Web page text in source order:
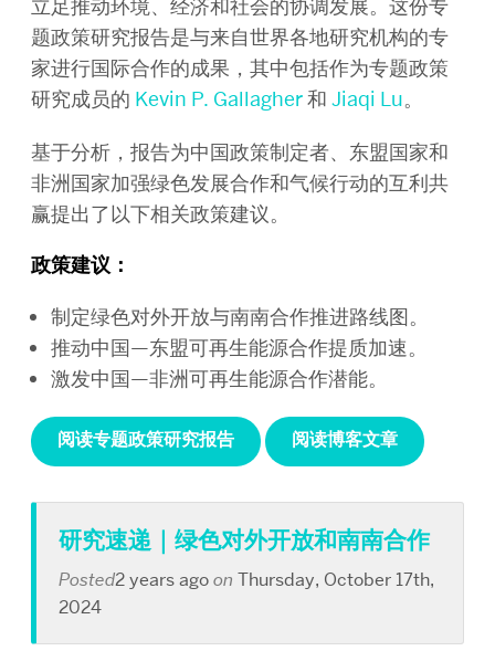
立足推动环境、经济和社会的协调发展。这份专
题政策研究报告是与来自世界各地研究机构的专
家进行国际合作的成果，其中包括作为专题政策
研究成员的 Kevin P. Gallagher和 Jiaqi Lu。
基于分析，报告为中国政策制定者、东盟国家和
非洲国家加强绿色发展合作和气候行动的互利共
赢提出了以下相关政策建议。
政策建议：
制定绿色对外开放与南南合作推进路线图。
推动中国—东盟可再生能源合作提质加速。
激发中国—非洲可再生能源合作潜能。
阅读专题政策研究报告 阅读博客文章
研究速递｜绿色对外开放和南南合作
Posted2 years agoon Thursday, October 17th,
2024